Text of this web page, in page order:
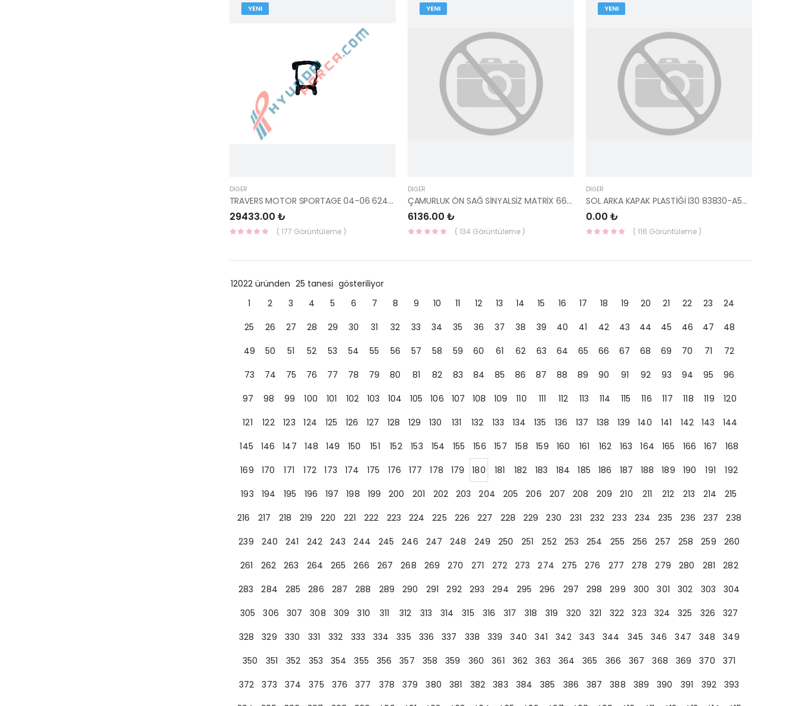
YENI
DIĞER
TRAVERS MOTOR SPORTAGE 04-06 62405-1F000-HMC
29433.00 ₺
( 177 Görüntüleme )
YENI
DIĞER
ÇAMURLUK ÖN SAĞ SİNYALSİZ MATRİX 66321-17300-YS
6136.00 ₺
( 134 Görüntüleme )
YENI
DIĞER
SOL ARKA KAPAK PLASTİĞİ İ30 83830-A5000-HMC
0.00 ₺
( 116 Görüntüleme )
12022 üründen 25 tanesi gösteriliyor
1
2 3 4 5 6 7 8 9 10 11 12 13 14 15 16 17 18 19 20 21 22 23
24
25
26 27 28 29 30 31 32 33 34 35 36 37 38 39 40 41 42 43 44 45 46 47
48
49
50 51 52 53 54 55 56 57 58 59 60 61 62 63 64 65 66 67 68 69 70 71
72
73
74 75 76 77 78 79 80 81 82 83 84 85 86 87 88 89 90 91 92 93 94 95
96
97
98 99 100 101 102 103 104 105 106 107 108 109 110 111 112 113 114 115 116 117 118 119
120
121
122 123 124 125 126 127 128 129 130 131 132 133 134 135 136 137 138 139 140 141 142 143
144
145
146 147 148 149 150 151 152 153 154 155 156 157 158 159 160 161 162 163 164 165 166 167
168
169
170 171 172 173 174 175 176 177 178 179 180 181 182 183 184 185 186 187 188 189 190 191
192
193
194 195 196 197 198 199 200 201 202 203 204 205 206 207 208 209 210 211 212 213 214
215
216
217 218 219 220 221 222 223 224 225 226 227 228 229 230 231 232 233 234 235 236 237
238
239
240 241 242 243 244 245 246 247 248 249 250 251 252 253 254 255 256 257 258 259
260
261
262 263 264 265 266 267 268 269 270 271 272 273 274 275 276 277 278 279 280 281
282
283
284 285 286 287 288 289 290 291 292 293 294 295 296 297 298 299 300 301 302 303
304
305
306 307 308 309 310 311 312 313 314 315 316 317 318 319 320 321 322 323 324 325 326
327
328
329 330 331 332 333 334 335 336 337 338 339 340 341 342 343 344 345 346 347 348
349
350
351 352 353 354 355 356 357 358 359 360 361 362 363 364 365 366 367 368 369 370
371
372
373 374 375 376 377 378 379 380 381 382 383 384 385 386 387 388 389 390 391 392
393